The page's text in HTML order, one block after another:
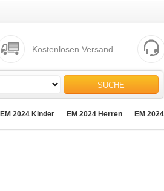
Kostenlosen Versand
SUCHE
EM 2024 Kinder EM 2024 Herren EM